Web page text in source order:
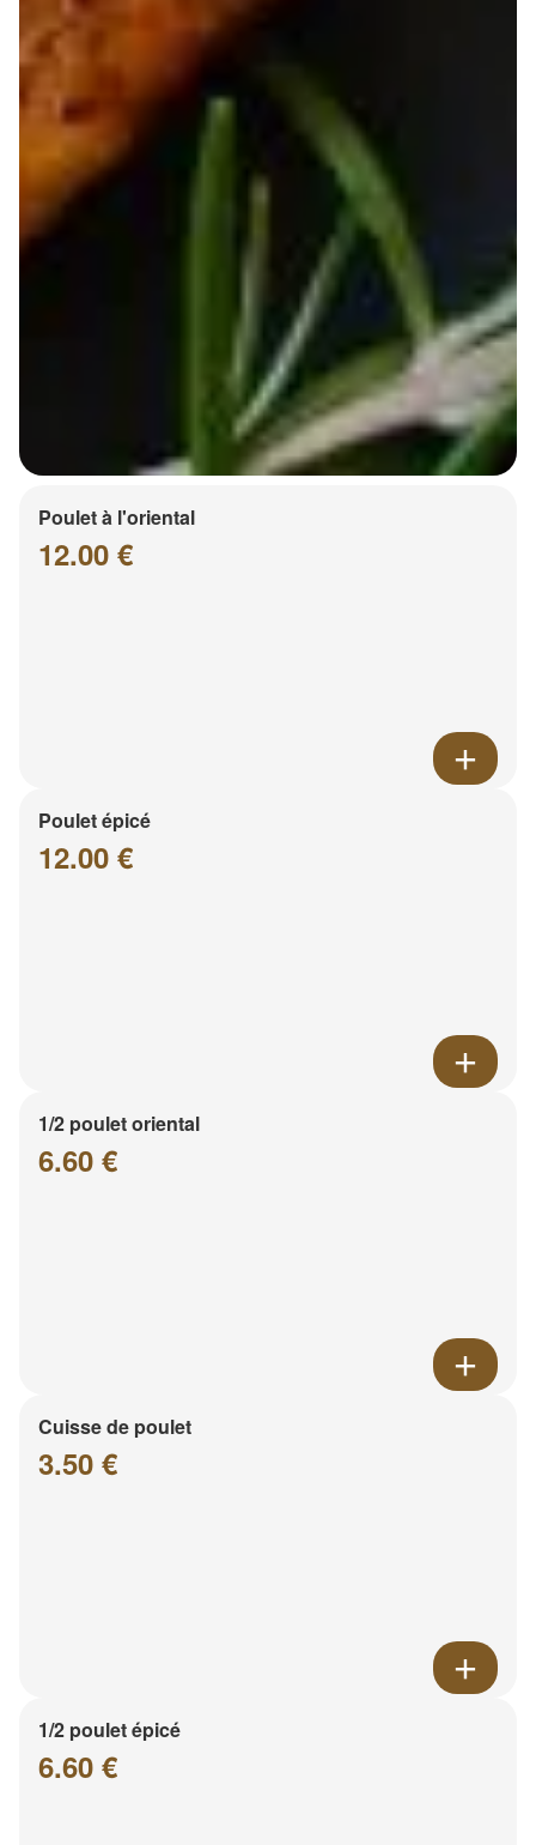
Poulet à l'oriental
12.00 €
Poulet épicé
12.00 €
1/2 poulet oriental
6.60 €
Cuisse de poulet
3.50 €
1/2 poulet épicé
6.60 €